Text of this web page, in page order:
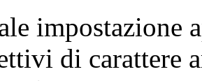
di carattere